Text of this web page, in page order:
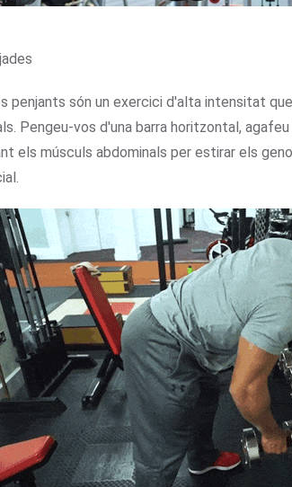
penjants són un exercici d'alta intensitat
Pengeu-vos d'una barra horitzontal,
els músculs abdominals per estirar els